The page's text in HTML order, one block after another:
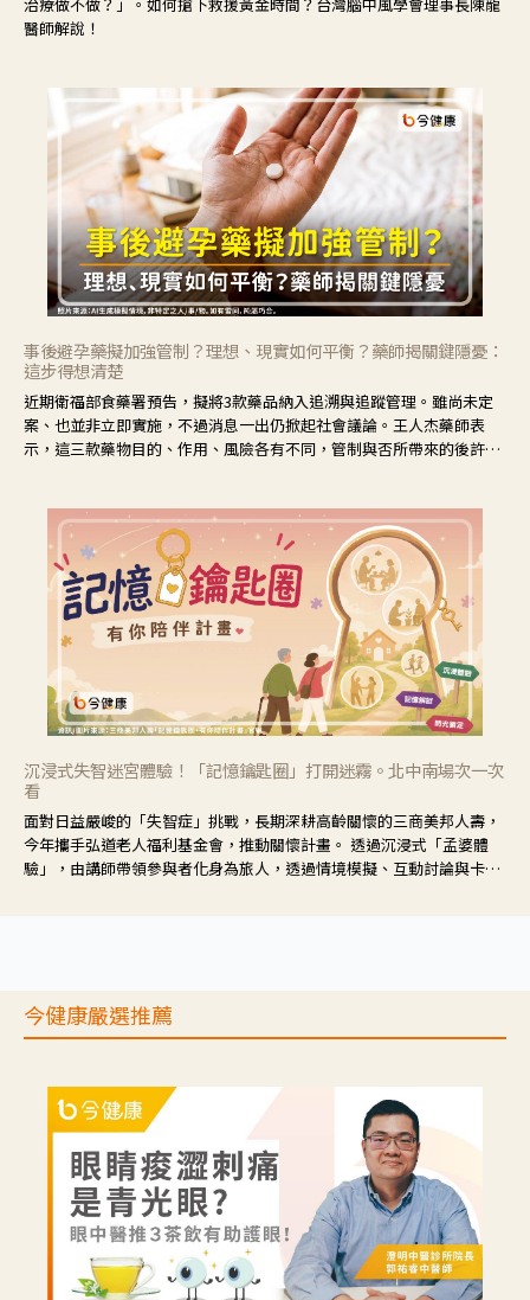
醫師解說！
事後避孕藥擬加強管制？理想、現實如何平衡？藥師揭關鍵隱憂：
這步得想清楚
近期衛福部食藥署預告，擬將3款藥品納入追溯與追蹤管理。雖尚未定
案、也並非立即實施，不過消息一出仍掀起社會議論。王人杰藥師表
示，這三款藥物目的、作用、風險各有不同，管制與否所帶來的後許影
沉浸式失智迷宮體驗！「記憶鑰匙圈」打開迷霧。北中南場次一次
看
面對日益嚴峻的「失智症」挑戰，長期深耕高齡關懷的三商美邦人壽，
今年攜手弘道老人福利基金會，推動關懷計畫。 透過沉浸式「孟婆體
驗」，由講師帶領參與者化身為旅人，透過情境模擬、互動討論與卡牌
今健康嚴選推薦